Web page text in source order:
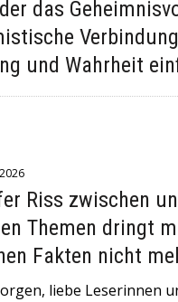
das
und Wahrheit
Riss zwischen
Themen dringt
Fakten nicht
liebe Leserinnen